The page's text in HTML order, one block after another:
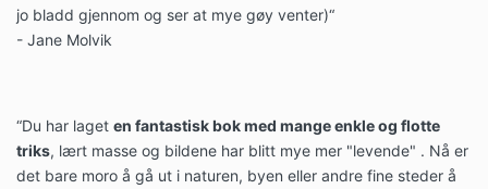
jo bladd gjennom og ser at mye gøy venter)“
- Jane Molvik
“Du har laget en fantastisk bok med mange enkle og flotte
triks, lært masse og bildene har blitt mye mer "levende" . Nå er
det bare moro å gå ut i naturen, byen eller andre fine steder å